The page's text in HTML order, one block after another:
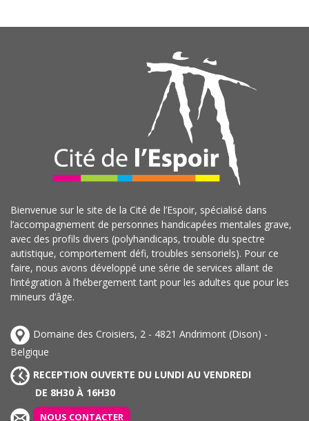
Bienvenue sur le site de la Cité de l’Espoir, spécialisé dans
l’accompagnement de personnes handicapées mentales grave,
avec des profils divers (polyhandicaps, trouble du spectre
autistique, comportement défi, troubles sensoriels). Pour ce
faire, nous avons développé une série de services allant de
l’intégration à l’hébergement tant pour les adultes que pour les
mineurs d’âge.
Domaine des Croisiers, 2 - 4821 Andrimont (Dison) -
Belgique
RECEPTION OUVERTE DU LUNDI AU VENDREDI
DE 8H30 À 16H30
NOUS CONTACTER